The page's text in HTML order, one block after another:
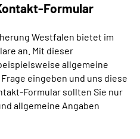
Formular
Westfalen bietet im
an. Mit dieser
allgemeine
eingeben und uns diese
Formular sollten Sie nur
allgemeine Angaben